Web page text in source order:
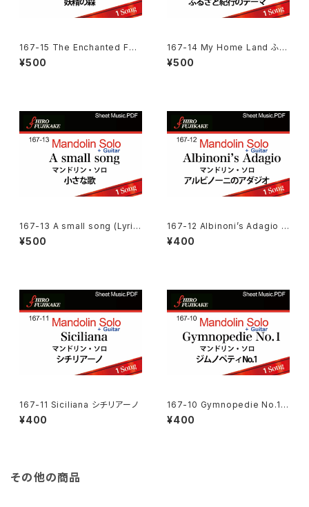
167-15 The Enchanted For
est 妖精の森
¥500
167-14 My Home Land ふる
さと紀行のテーマ
¥500
167-13 A small song (Lyric
al Short Piece)小さな歌
¥500
167-12 Albinoni’s Adagio ア
ルビノーニのアダジオ
¥400
167-11 Siciliana シチリアーノ
¥400
167-10 Gymnopedie No.1
ジムノペティNo.1
¥400
その他の商品